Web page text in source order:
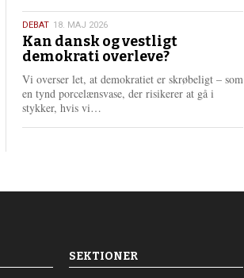
18.
maj
2026
DEBAT 18. MAJ 2026
Kan dansk og vestligt
demokrati overleve?
Vi overser let, at demokratiet er skrøbeligt – som
en tynd porcelænsvase, der risikerer at gå i
stykker, hvis vi…
e
SEKTIONER